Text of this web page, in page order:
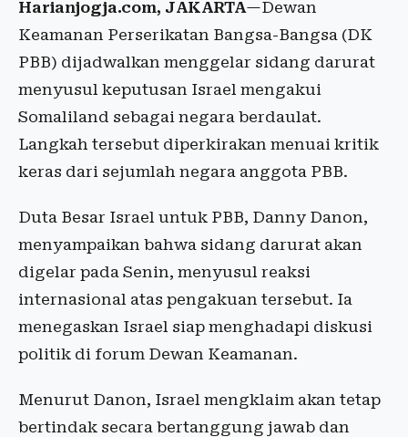
Harianjogja.com, JAKARTA—Dewan
Keamanan Perserikatan Bangsa-Bangsa (DK
PBB) dijadwalkan menggelar sidang darurat
menyusul keputusan Israel mengakui
Somaliland sebagai negara berdaulat.
Langkah tersebut diperkirakan menuai kritik
keras dari sejumlah negara anggota PBB.
Duta Besar Israel untuk PBB, Danny Danon,
menyampaikan bahwa sidang darurat akan
digelar pada Senin, menyusul reaksi
internasional atas pengakuan tersebut. Ia
menegaskan Israel siap menghadapi diskusi
politik di forum Dewan Keamanan.
Menurut Danon, Israel mengklaim akan tetap
bertindak secara bertanggung jawab dan